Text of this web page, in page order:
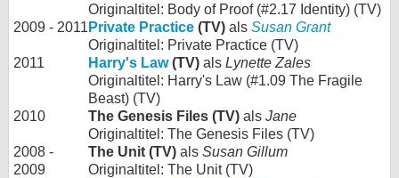
Originaltitel: Body of Proof (#2.17 Identity) (TV)
2009 - 2011 Private Practice (TV) als Susan Grant
Originaltitel: Private Practice (TV)
2011
Harry's Law(TV) als Lynette Zales
Originaltitel: Harry's Law (#1.09 The Fragile
Beast) (TV)
2010
The Genesis Files (TV) als Jane
Originaltitel: The Genesis Files (TV)
2008 -
2009
The Unit (TV) als Susan Gillum
Originaltitel: The Unit (TV)